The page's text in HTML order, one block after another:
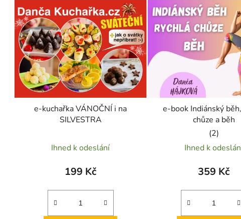
ý
p
s
p
d
e-kuchařka VÁNOČNÍ i na
SILVESTRA
Ihned k odeslání
199 Kč
e-book Indiánský
chůze a běh
Průměrné
produktu
5,0
Ihned k
359 Kč